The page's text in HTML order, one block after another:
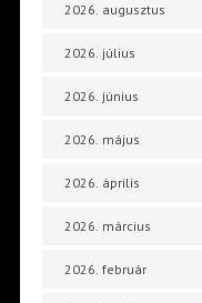
2026. augusztus
2026. július
2026. június
2026. május
2026. április
2026. március
2026. február